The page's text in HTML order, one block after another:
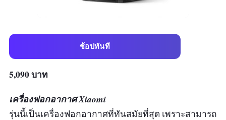
ช้อปทันที
5,090 บาท
เครื่องฟอกอากาศ Xiaomi
รุ่นนี้เป็นเครื่องฟอกอากาศที่ทันสมัยที่สุด เพราะสามารถ